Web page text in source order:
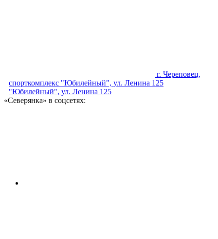
г. Череповец,
спорткомплекс "Юбилейный", ул. Ленина 125
"Юбилейный", ул. Ленина 125
«Северянка» в соцсетях: